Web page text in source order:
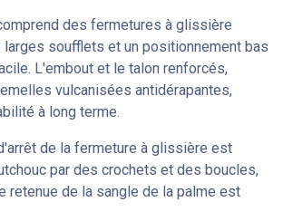
des fermetures à glissière
soufflets et un positionnement bas
L'embout et le talon renforcés,
vulcanisées antidérapantes,
à long terme.
de la fermeture à glissière est
par des crochets et des boucles,
retenue de la sangle de la palme est